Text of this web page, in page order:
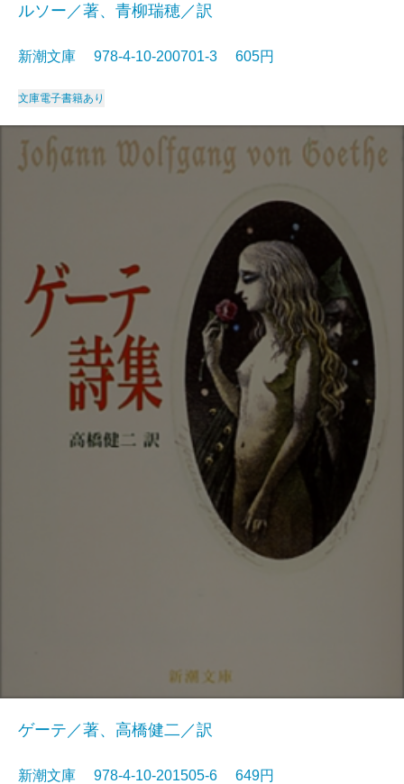
ルソー／著、青柳瑞穂／訳
新潮文庫 978-4-10-200701-3 605円
文庫電子書籍あり
ゲーテ／著、高橋健二／訳
新潮文庫 978-4-10-201505-6 649円